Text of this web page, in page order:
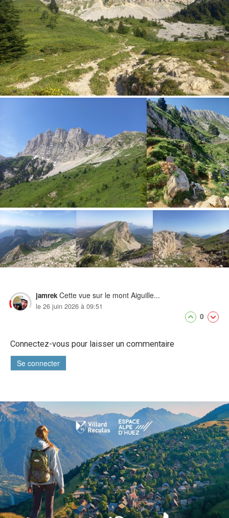
jamrekCette vue sur le mont Aiguille...
le 26 juin 2026 à 09:51
0
Connectez-vous pour laisser un commentaire
Se connecter